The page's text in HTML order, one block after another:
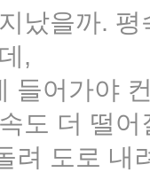
났을까.
,
들어가야
도 더 떨
려 도로 내